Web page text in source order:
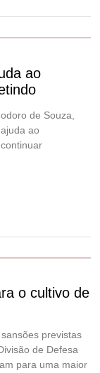
ao
de Souza,
ao
o cultivo de
previstas
de Defesa
para uma maior